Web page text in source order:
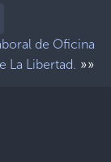
de Oficina
La Libertad. »»